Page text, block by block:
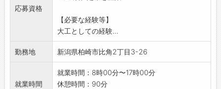
応募資格
【必要な経験等】
大工としての経験...
勤務地 新潟県柏崎市比角2丁目3-26
就業時間
就業時間：8時00分〜17時00分
休憩時間：90分